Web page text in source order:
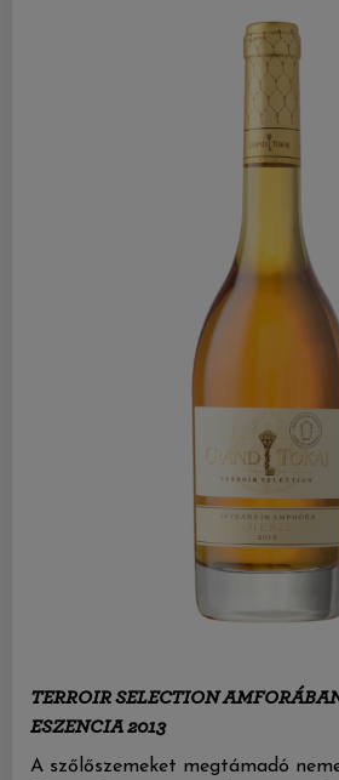
TERROIR SELECTION
ESZENCIA 2013
A szőlőszemeket megtámadó